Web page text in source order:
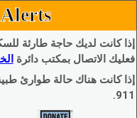
إذا كانت لديك حاجة طارئة
فعليك الاتصال بمكتب دائرة
إذا كانت هناك حالة طوارئ
911.